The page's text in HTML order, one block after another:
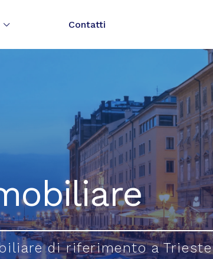
Contatti
di riferimento a Trieste